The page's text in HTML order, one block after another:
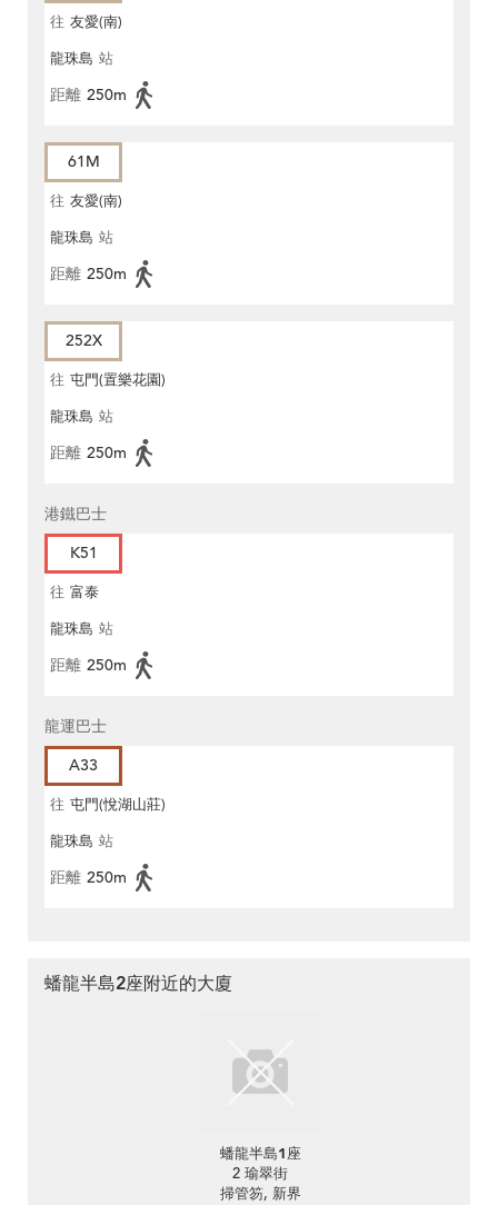
往 友愛(南)
龍珠島 站
距離 250m
61M
往 友愛(南)
龍珠島 站
距離 250m
252X
往 屯門(置樂花園)
龍珠島 站
距離 250m
港鐵巴士
K51
往 富泰
龍珠島 站
距離 250m
龍運巴士
A33
往 屯門(悅湖山莊)
龍珠島 站
距離 250m
蟠龍半島2座附近的大廈
蟠龍半島1座
2 瑜翠街
掃管笏, 新界